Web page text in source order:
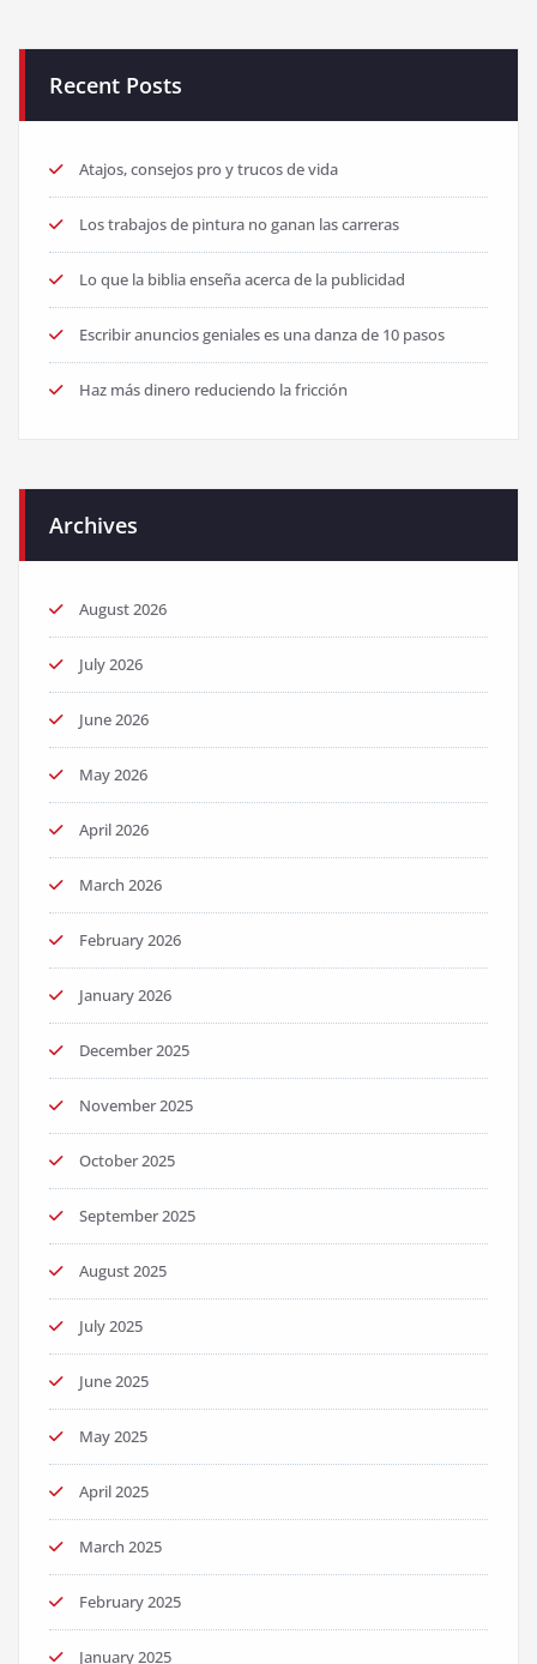
Recent Posts
Atajos, consejos pro y trucos de vida
Los trabajos de pintura no ganan las carreras
Lo que la biblia enseña acerca de la publicidad
Escribir anuncios geniales es una danza de 10 pasos
Haz más dinero reduciendo la fricción
Archives
August 2026
July 2026
June 2026
May 2026
April 2026
March 2026
February 2026
January 2026
December 2025
November 2025
October 2025
September 2025
August 2025
July 2025
June 2025
May 2025
April 2025
March 2025
February 2025
January 2025